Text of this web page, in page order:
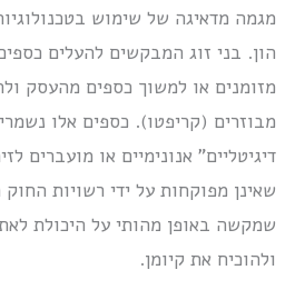
מגמה מדאיגה של שימוש
הון. בני זוג המבקשים להעלים
מזומנים או למשוך כספים מהעסק
מבוזרים (קריפטו). כספים אלו
דיגיטליים” אנונימיים או מועברים
שאינן מפוקחות על ידי רשויות
שמקשה באופן מהותי על היכולת
ולהוכיח את קיומן.